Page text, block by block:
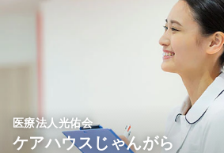
医療法人光佑会
ケアハウスじゃんがら